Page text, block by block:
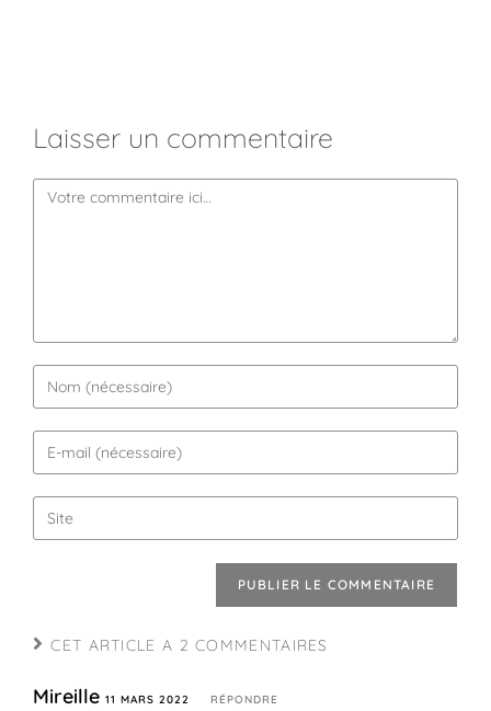
Laisser un commentaire
CET ARTICLE A 2 COMMENTAIRES
Mireille 11 MARS 2022 RÉPONDRE